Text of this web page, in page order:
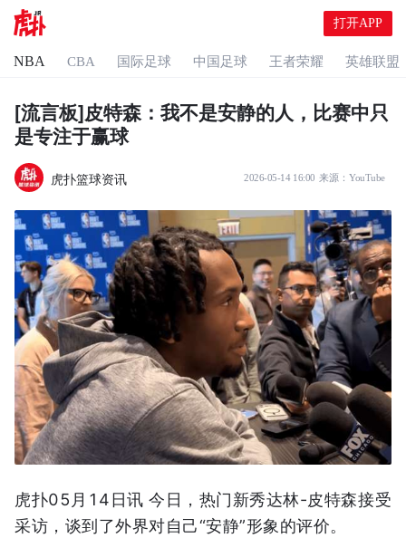
打开APP
NBA CBA 国际足球 中国足球 王者荣耀 英雄联盟
[流言板]皮特森：我不是安静的人，比赛中只
是专注于赢球
虎扑篮球资讯 2026-05-14 16:00 来源： YouTube
虎扑05月14日讯 今日，热门新秀达林-皮特森接受
采访，谈到了外界对自己“安静”形象的评价。